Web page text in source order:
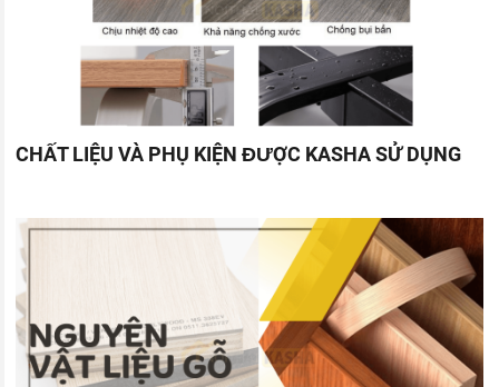
CHẤT LIỆU VÀ PHỤ KIỆN ĐƯỢC KASHA SỬ DỤNG